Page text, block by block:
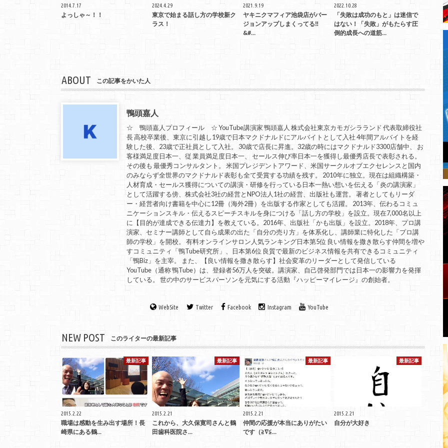
2014.7.17
よっしゃ～！！
2024.4.29
東京で始まる話し方の学校新ク
ラス！
2021.9.19
ヤキニクマフィア池袋店がバー
ジョンアップしまくってる‼
&#…
2022.10.28
「失敗は成功のもと」は迷信で
はない！「失敗」がもたらす圧
倒的成長への道筋…
ABOUT この記事をかいた人
鴨頭嘉人
☆ 鴨頭嘉人プロフィール ☆ YouTube講演家 鴨頭嘉人 株式会社東京カモガシラランド 代表取締役社
長 高校卒業後、東京に引越し19歳で日本マクドナルドにアルバイトとして入社 4年間アルバイトを経
験した後、23歳で正社員として入社。 30歳で店長に昇進。32歳の時にはマクドナルド3300店舗中、 お
客様満足度日本一、従 業員満足度日本一、 セールス伸び率日本一を獲得し最優秀店長で表彰される。
その後も 最優秀コンサルタント。 米国プレジデントアワード、米国サークルオブエクセレンスと国内
のみならず全世界のマクドナルド表彰も全て受賞する功績を残す。 2010年に独立。現在は組織構築・
人材育成・セールス獲得についての講演・研修を行っている日本一熱い想いを伝える「炎の講演家」
として活躍する傍、株式会社3社の経営とNPO法人1社の経営、出版社も運営。 著者としてもリーダ
ー・経営者向け書籍を中心に12冊（海外2冊）を出版する作家としても活躍。 2013年、伝わるコミュ
ニケーションスキル・伝えるスピーチスキルを身につける「話し方の学校」を設立。現在7,000名以上
に【目的が達成できる伝達力】を教えている。2016年、出版社「かも出版」を設立。2018年、プロ講
演家、セミナー講師として自ら成果の出た「自分の売り方」を体系化し、講師業に特化した「プロ講
師の学校」を開校。 有料オンラインサロン人気ランキング日本第5位 良い情報を撒き散らす仲間を増や
すコミュニティ「鴨Tube研究所」、日本第6位 良質で最新のビジネス情報を共有できるコミュニティ
「鴨Biz」を主宰。 また、【良い情報を撒き散らす】社会変革のリーダーとして発信している
YouTube（通称 鴨Tube）は、登録者56万人を突破。講演家、自己啓発部門では日本一の影響力を発揮
している。 世の中のサービスパーソンを元気にする活動『ハッピーマイレージ』の創始者。
WebSite Twitter Facebook Instagram YouTube
NEW POST このライターの最新記事
最新記事
2015.2.22
職場は感動を生み出す場所！長
崎県にある鶴...
最新記事
2015.2.21
これから、大久保寛司さんと鶴
田歯科医院さ...
最新記事
2015.2.21
仲間の応援が本当にありがたい
です（≧∇≦...
最新記事
2015.2.21
自分が大好き